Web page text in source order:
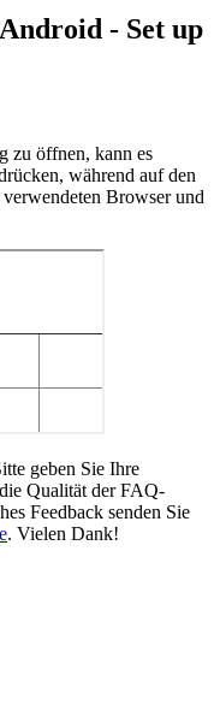
- Set up
zu öffnen, kann es
während auf den
Browser und
geben Sie Ihre
Qualität der FAQ-
Feedback senden Sie
. Vielen Dank!